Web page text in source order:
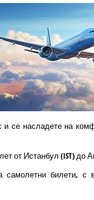
и се насладете на
от Истанбул (IST) до
самолетни билети, с